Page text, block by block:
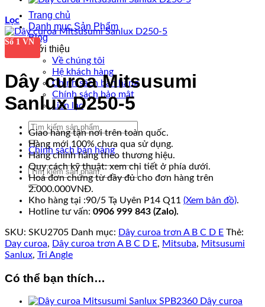
Trang chủ
Danh mục Sản Phẩm
Blog
Giới thiệu
Về chúng tôi
Hệ khách hàng
Chính sách bán hàng
Chính sách bảo mật
Liên lạc
Tìm
kiếm:
Chính sách bán hàng
Tìm
kiếm:
Lọc
Số 1 VN
Dây curoa Mitsusumi
Sanlux D250-5
Giao hàng tận nơi trên toàn quốc.
Hàng mới 100% chưa qua sử dụng.
Hàng chính hãng theo thương hiệu.
Quy cách kỹ thuật: xem chi tiết ở phía dưới.
Hoá đơn chứng từ đầy đủ cho đơn hàng trên
2.000.000VNĐ.
Kho hàng tại :90/5 Tạ Uyên P14 Q11 (Xem bản đồ).
Hotline tư vấn: 0906 999 843 (Zalo).
SKU: SKU2705 Danh mục: Dây curoa trơn A B C D E Thẻ:
Day curoa, Dây curoa trơn A B C D E, Mitsuba, Mitsusumi
Sanlux, Tri Angle
Có thể bạn thích…
Dây curoa